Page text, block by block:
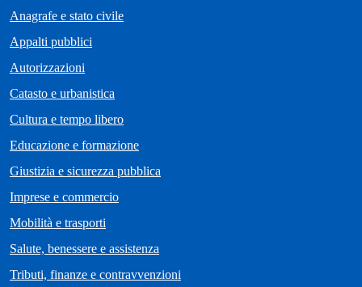
Anagrafe e stato civile
Appalti pubblici
Autorizzazioni
Catasto e urbanistica
Cultura e tempo libero
Educazione e formazione
Giustizia e sicurezza pubblica
Imprese e commercio
Mobilità e trasporti
Salute, benessere e assistenza
Tributi, finanze e contravvenzioni